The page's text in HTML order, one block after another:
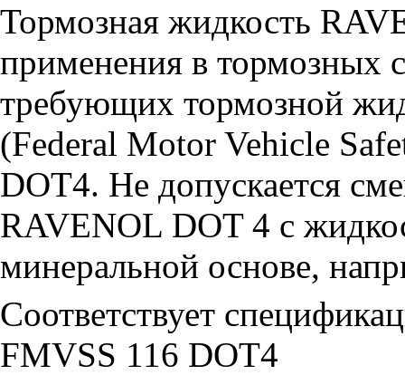
Тормозная жидкость
применения в тормозных
требующих тормозной
(Federal Motor Vehicle
DOT4. Не допускается
RAVENOL DOT 4 с
минеральной основе,
Соответствует
FMVSS 116 DOT4